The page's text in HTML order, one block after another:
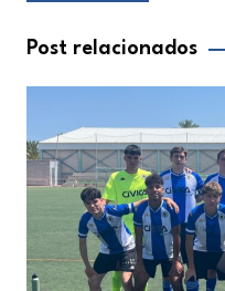
entradas
Post relacionados